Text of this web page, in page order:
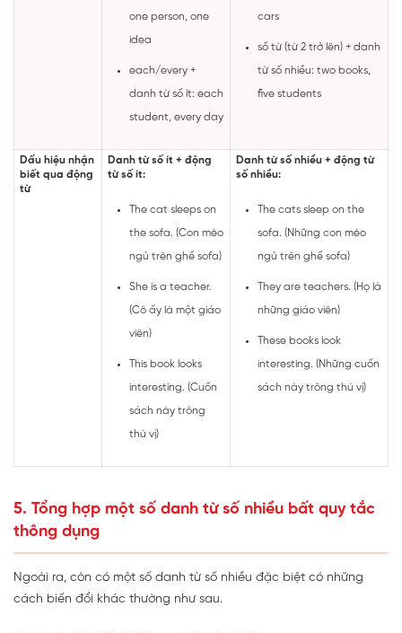
one person, one
idea
each/every +
danh từ số ít: each
student, every day
cars
số từ (từ 2 trở lên) + danh
từ số nhiều: two books,
five students
Dấu hiệu nhận
biết qua động
từ
Danh từ số ít + động
từ số ít:
The cat sleeps on
the sofa. (Con mèo
ngủ trên ghế sofa)
She is a teacher.
(Cô ấy là một giáo
viên)
This book looks
interesting. (Cuốn
sách này trông
thú vị)
Danh từ số nhiều + động từ
số nhiều:
The cats sleep on the
sofa. (Những con mèo
ngủ trên ghế sofa)
They are teachers. (Họ là
những giáo viên)
These books look
interesting. (Những cuốn
sách này trông thú vị)
5. Tổng hợp một số danh từ số nhiều bất quy tắc
thông dụng
Ngoài ra, còn có một số danh từ số nhiều đặc biệt có những
cách biến đổi khác thường như sau.